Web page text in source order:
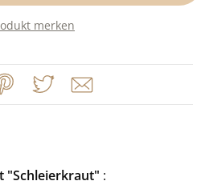
merken
"Schleierkraut"